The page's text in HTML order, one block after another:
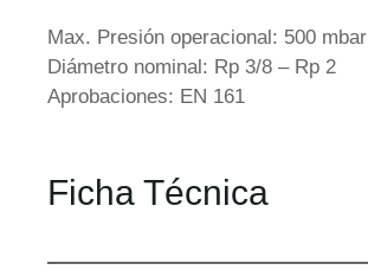
Max. Presión operacional: 500 mbar
Diámetro nominal: Rp 3/8 – Rp 2
Aprobaciones: EN 161
Ficha Técnica